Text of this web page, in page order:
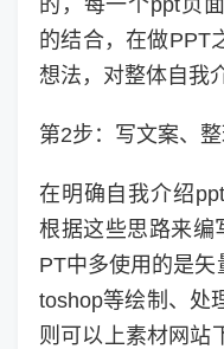
的结合，在做PPT
想法，对整体自我
第2步：写文案、
在明确自我介绍
根据这些思路来编
PT中多使用的是
toshop等绘制、处
则可以上素材网站